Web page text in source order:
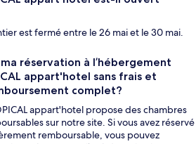
est fermé entre le 26 mai et le 30 mai.
réservation à l’hébergement
appart'hotel sans frais et
complet?
appart'hotel propose des chambres
sur notre site. Si vous avez réservé
remboursable, vous pouvez